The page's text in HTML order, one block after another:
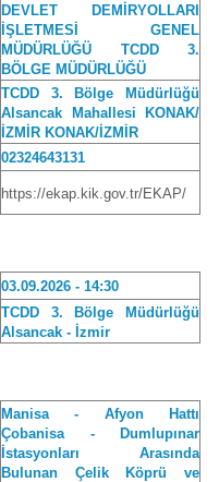
DEVLET DEMİRYOLLARI
İŞLETMESİ GENEL
MÜDÜRLÜĞÜ TCDD 3.
BÖLGE MÜDÜRLÜĞÜ
TCDD 3. Bölge Müdürlüğü
Alsancak Mahallesi KONAK/
İZMİR KONAK/İZMİR
02324643131
https://ekap.kik.gov.tr/EKAP/
03.09.2026 - 14:30
TCDD 3. Bölge Müdürlüğü
Alsancak - İzmir
Manisa - Afyon Hattı
Çobanisa - Dumlupınar
İstasyonları Arasında
Bulunan Çelik Köprü ve